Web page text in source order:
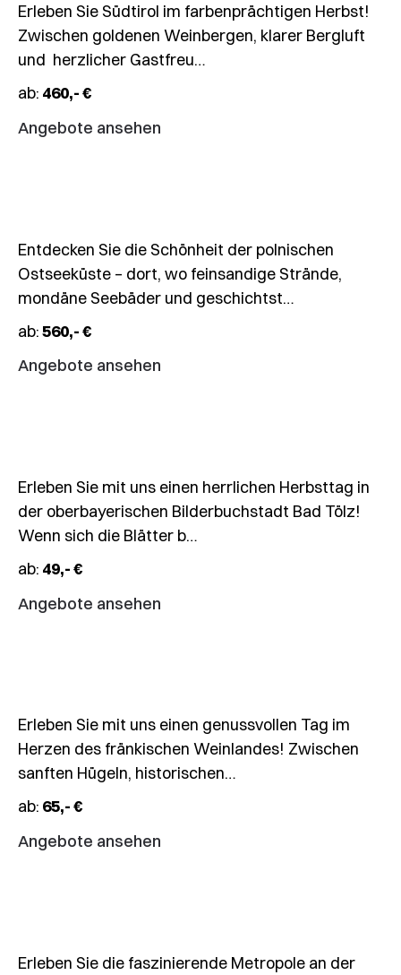
Erleben Sie Südtirol im farbenprächtigen Herbst!
Zwischen goldenen Weinbergen, klarer Bergluft
und herzlicher Gastfreu…
ab: 460,- €
Angebote ansehen
6-
Tages-
Fahrt
Inselperlen
Usedom
Entdecken Sie die Schönheit der polnischen
Ostseeküste – dort, wo feinsandige Strände,
mondäne Seebäder und geschichtst…
ab:560,- €
Angebote ansehen
11.10.2026
Herbstmarkt
Bad
Tölz
&
Erleben Sie mit uns einen herrlichen Herbsttag in
der oberbayerischen Bilderbuchstadt Bad Tölz!
Wenn sich die Blätter b…
ab: 49,- €
Angebote ansehen
17.10.2026
Tagesfahrt
Weinfahrt
Mainfranken
mit
Erleben Sie mit uns einen genussvollen Tag im
Herzen des fränkischen Weinlandes! Zwischen
sanften Hügeln, historischen…
ab: 65,- €
Angebote ansehen
–
31.10.2026
5-
Tages-
Fahrt
Erleben Sie die faszinierende Metropole an der